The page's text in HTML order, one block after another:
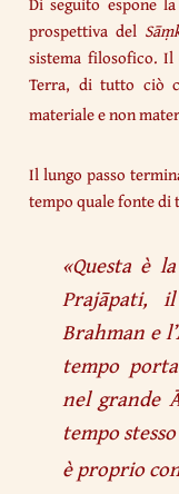
prospettiva del
sistema filosofico.
Terra, di tutto ciò
materiale e non
Il lungo passo
tempo quale fonte di
«Questa è
Prajāpati,
Brahman e
tempo
nel grande
tempo
è proprio